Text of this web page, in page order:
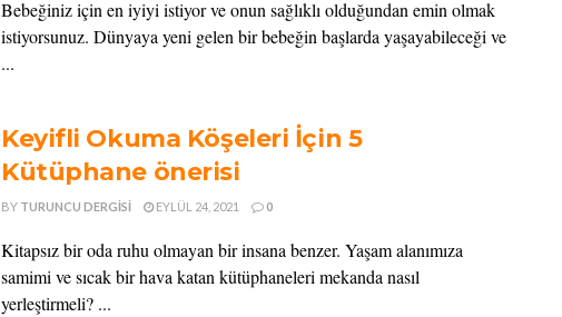
Bebeğiniz için en iyiyi istiyor ve onun sağlıklı olduğundan emin olmak
istiyorsunuz. Dünyaya yeni gelen bir bebeğin başlarda yaşayabileceği ve
...
Keyifli Okuma Köşeleri İçin 5
Kütüphane önerisi
BY TURUNCU DERGISI EYLÜL 24, 2021 0
Kitapsız bir oda ruhu olmayan bir insana benzer. Yaşam alanımıza
samimi ve sıcak bir hava katan kütüphaneleri mekanda nasıl
yerleştirmeli? ...